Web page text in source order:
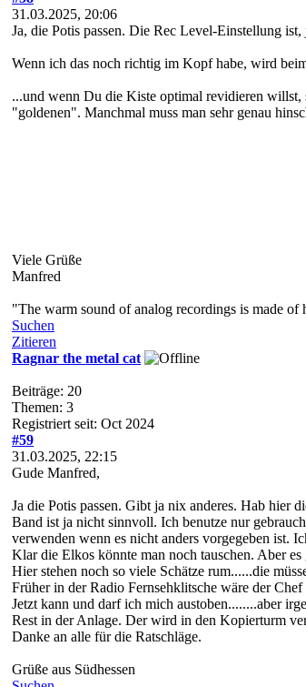
31.03.2025, 20:06
Ja, die Potis passen. Die Rec Level-Einstellung
Wenn ich das noch richtig im Kopf habe, wird
...und wenn Du die Kiste optimal revidieren willst,
"goldenen". Manchmal muss man sehr genau
Viele Grüße
Manfred
"The warm sound of analog recordings is made
Suchen
Zitieren
Ragnar the metal cat
Beiträge: 20
Themen: 3
Registriert seit: Oct 2024
#59
31.03.2025, 22:15
Gude Manfred,
Ja die Potis passen. Gibt ja nix anderes. Hab hier
Band ist ja nicht sinnvoll. Ich benutze nur
verwenden wenn es nicht anders vorgegeben ist.
Klar die Elkos könnte man noch tauschen. Aber
Hier stehen noch so viele Schätze rum......die
Früher in der Radio Fernsehklitsche wäre der
Jetzt kann und darf ich mich austoben........aber
Rest in der Anlage. Der wird in den Kopierturm
Danke an alle für die Ratschläge.
Grüße aus Südhessen